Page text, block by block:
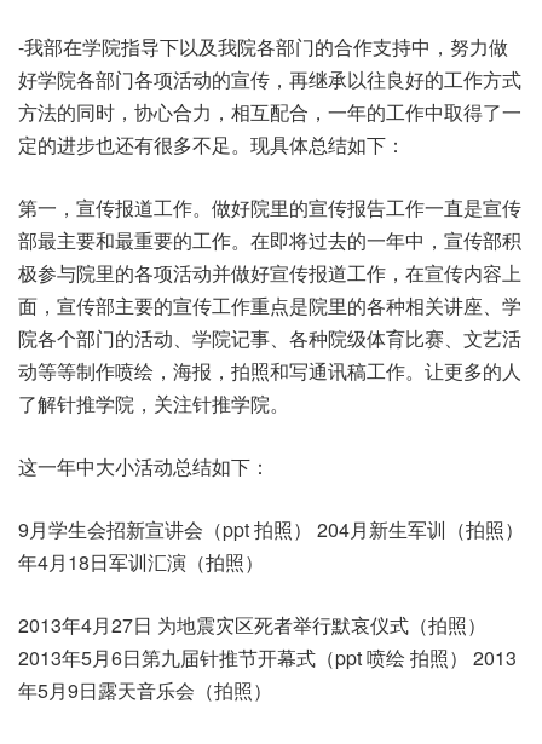
-我部在学院指导下以及我院各部门的合作支持中，努力做
好学院各部门各项活动的宣传，再继承以往良好的工作方式
方法的同时，协心合力，相互配合，一年的工作中取得了一
定的进步也还有很多不足。现具体总结如下：
第一，宣传报道工作。做好院里的宣传报告工作一直是宣传
部最主要和最重要的工作。在即将过去的一年中，宣传部积
极参与院里的各项活动并做好宣传报道工作，在宣传内容上
面，宣传部主要的宣传工作重点是院里的各种相关讲座、学
院各个部门的活动、学院记事、各种院级体育比赛、文艺活
动等等制作喷绘，海报，拍照和写通讯稿工作。让更多的人
了解针推学院，关注针推学院。
这一年中大小活动总结如下：
9月学生会招新宣讲会（ppt 拍照） 204月新生军训（拍照）
年4月18日军训汇演（拍照）
2013年4月27日 为地震灾区死者举行默哀仪式（拍照）
2013年5月6日第九届针推节开幕式（ppt 喷绘 拍照） 2013
年5月9日露天音乐会（拍照）